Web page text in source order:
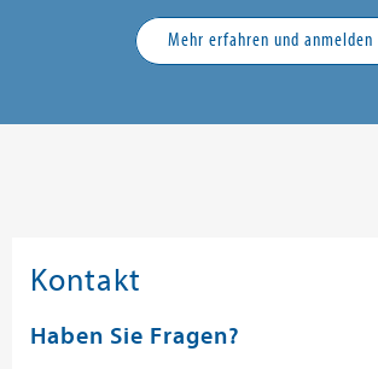
Mehr erfahren und anmelden
Kontakt
Haben Sie Fragen?